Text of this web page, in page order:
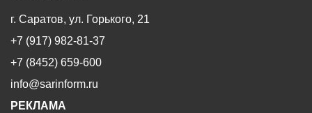
г. Саратов, ул. Горького, 21
+7 (917) 982-81-37
+7 (8452) 659-600
info@sarinform.ru
РЕКЛАМА